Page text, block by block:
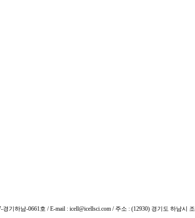
하남-0661호 / E-mail : icell@icellsci.com / 주소 : (12930) 경기도 하남시